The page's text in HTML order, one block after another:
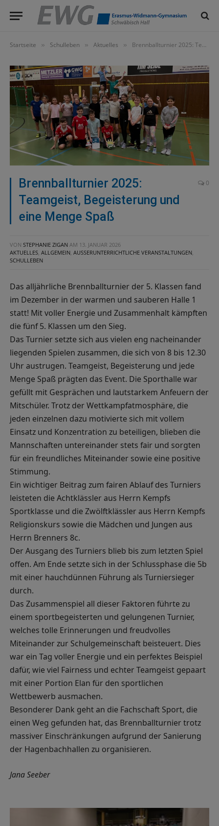
Startseite » Schulleben » Aktuelles » Brennballturnier 2025: Teamgeist, Begeisterung und eine Menge Spaß
Brennballturnier 2025:
Teamgeist, Begeisterung und
eine Menge Spaß
0
VON STEPHANIE ZIGAN AM 13. JANUAR 2026
AKTUELLES, ALLGEMEIN, AUSSERUNTERRICHTLICHE VERANSTALTUNGEN ,
SCHULLEBEN
Das alljährliche Brennballturnier der 5. Klassen fand
im Dezember in der warmen und sauberen Halle 1
statt! Mit voller Energie und Zusammenhalt kämpften
die fünf 5. Klassen um den Sieg.
Das Turnier setzte sich aus vielen eng nacheinander
liegenden Spielen zusammen, die sich von 8 bis 12.30
Uhr austrugen. Teamgeist, Begeisterung und jede
Menge Spaß prägten das Event. Die Sporthalle war
gefüllt mit Gesprächen und lautstarkem Anfeuern der
Mitschüler. Trotz der Wettkampfatmosphäre, die
jeden einzelnen dazu motivierte sich mit vollem
Einsatz und Konzentration zu beteiligen, blieben die
Mannschaften untereinander stets fair und sorgten
für ein freundliches Miteinander sowie eine positive
Stimmung.
Ein wichtiger Beitrag zum fairen Ablauf des Turniers
leisteten die Achtklässler aus Herrn Kempfs
Sportklasse und die Zwölftklässler aus Herrn Kempfs
Religionskurs sowie die Mädchen und Jungen aus
Herrn Brenners 8c.
Der Ausgang des Turniers blieb bis zum letzten Spiel
offen. Am Ende setzte sich in der Schlussphase die 5b
mit einer hauchdünnen Führung als Turniersieger
durch.
Das Zusammenspiel all dieser Faktoren führte zu
einem sportbegeisterten und gelungenen Turnier,
welches tolle Erinnerungen und freudvolles
Miteinander zur Schulgemeinschaft beisteuert. Dies
war ein Tag voller Energie und ein perfektes Beispiel
dafür, wie viel Fairness und echter Teamgeist gepaart
mit einer Portion Elan für den sportlichen
Wettbewerb ausmachen.
Besonderer Dank geht an die Fachschaft Sport, die
einen Weg gefunden hat, das Brennballturnier trotz
massiver Einschränkungen aufgrund der Sanierung
der Hagenbachhallen zu organisieren.
Jana Seeber